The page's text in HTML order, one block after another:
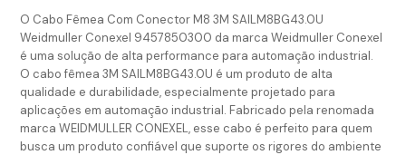
O Cabo Fêmea Com Conector M8 3M SAILM8BG43.0U
Weidmuller Conexel 9457850300 da marca Weidmuller Conexel
é uma solução de alta performance para automação industrial.
O cabo fêmea 3M SAILM8BG43.0U é um produto de alta
qualidade e durabilidade, especialmente projetado para
aplicações em automação industrial. Fabricado pela renomada
marca WEIDMULLER CONEXEL, esse cabo é perfeito para quem
busca um produto confiável que suporte os rigores do ambiente